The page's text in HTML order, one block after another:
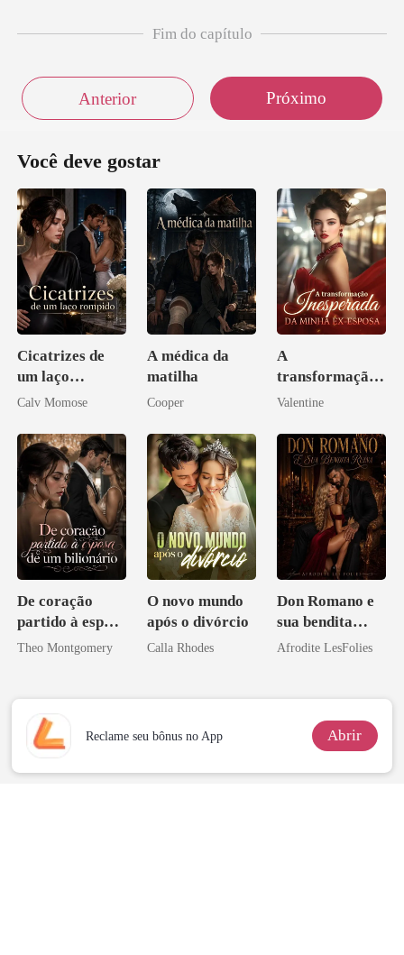
Fim do capítulo
Anterior Próximo
Você deve gostar
Cicatrizes de
um laço
rompido
Calv Momose
A médica da
matilha
Cooper
A
transformação
inesperada da
esposa
Valentine
De coração
partido à esposa
de um bilionário
Theo Montgomery
O novo mundo
após o divórcio
Calla Rhodes
Don Romano e
sua bendita
ruína
Afrodite LesFolies
Reclame seu bônus no App Abrir